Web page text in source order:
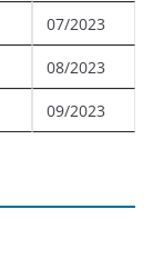
07/2023
08/2023
09/2023